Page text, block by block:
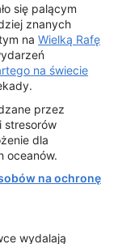
się palącym
znanych
na Wielką Rafę
na świecie
przez
stresorów
dla
oceanów.
na ochronę
wydalają